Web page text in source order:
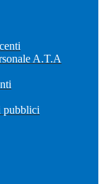
A.T.A
pubblici